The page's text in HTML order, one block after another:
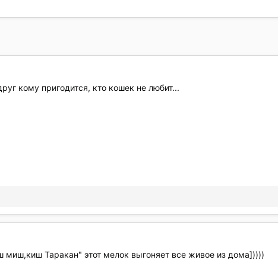
кому пригодится, кто кошек не любит...
миш,киш Таракан" этот мелок выгоняет все живое из дома]))))